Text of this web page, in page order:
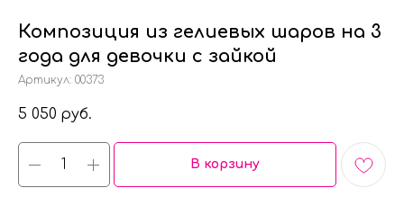
Композиция из гелиевых шаров на 3
года для девочки с зайкой
Артикул: 00373
5 050 руб.
В корзину